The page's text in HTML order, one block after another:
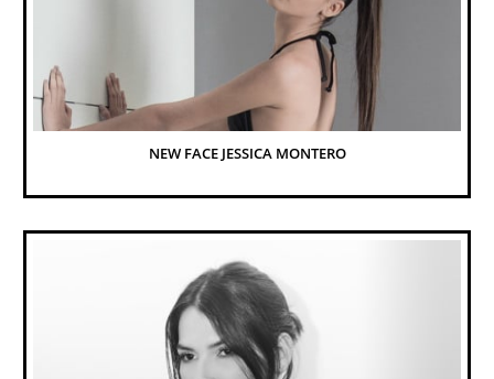
NEW FACE JESSICA MONTERO